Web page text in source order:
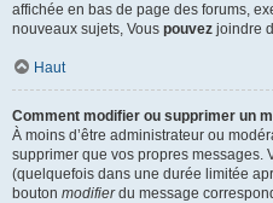
affichée en bas de page des forums,
nouveaux sujets, Vous pouvez joindre
Haut
Comment modifier ou supprimer un
À moins d’être administrateur ou
supprimer que vos propres messages.
(quelquefois dans une durée limitée
bouton modifierdu message